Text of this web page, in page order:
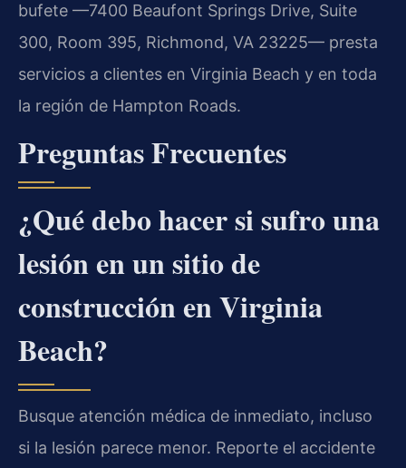
bufete —7400 Beaufont Springs Drive, Suite
300, Room 395, Richmond, VA 23225— presta
servicios a clientes en Virginia Beach y en toda
la región de Hampton Roads.
Preguntas Frecuentes
¿Qué debo hacer si sufro una
lesión en un sitio de
construcción en Virginia
Beach?
Busque atención médica de inmediato, incluso
si la lesión parece menor. Reporte el accidente